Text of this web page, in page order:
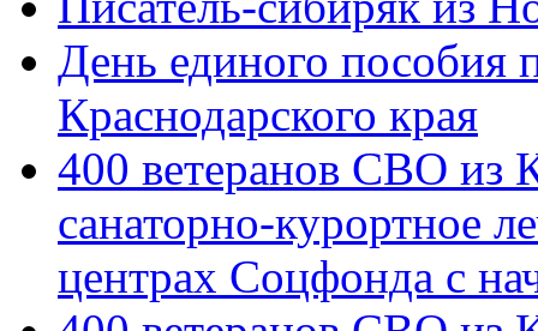
День единого пособия
Краснодарского края
400 ветеранов СВО из
санаторно-курортное
центрах Соцфонда с